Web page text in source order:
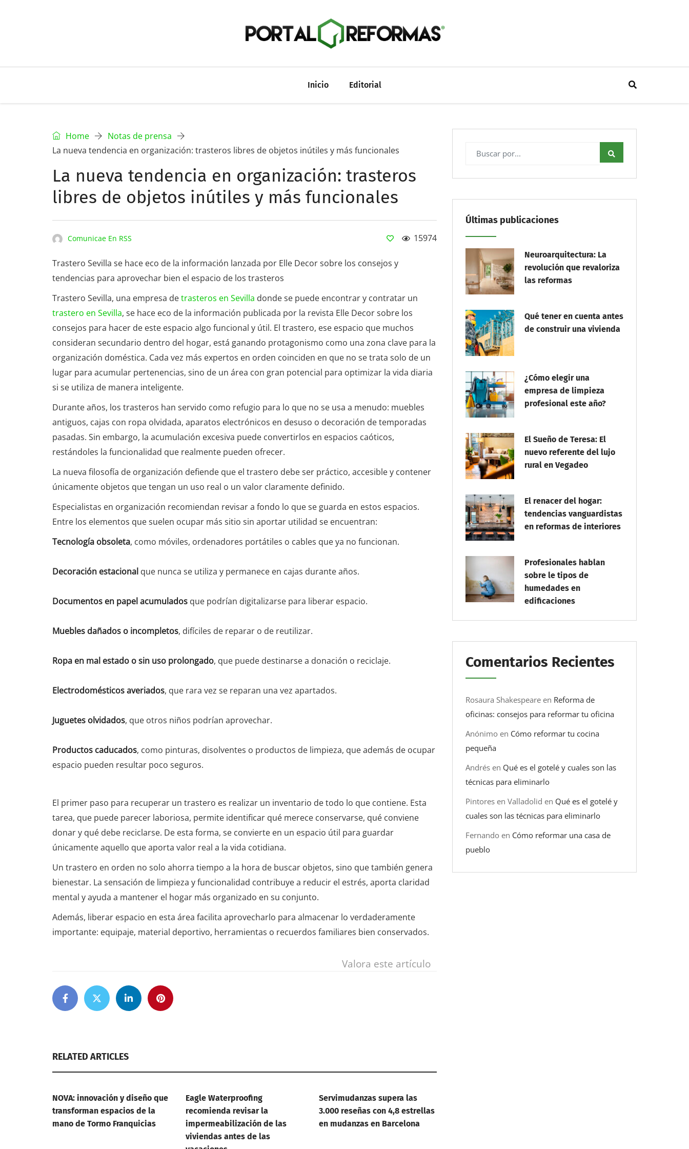
Inicio Editorial
Home
Notas de prensa
La nueva tendencia en organización: trasteros libres de objetos inútiles y más funcionales
La nueva tendencia en organización: trasteros
libres de objetos inútiles y más funcionales
Comunicae En RSS 15974
Trastero Sevilla se hace eco de la información lanzada por Elle Decor sobre los consejos y
tendencias para aprovechar bien el espacio de los trasteros
Trastero Sevilla, una empresa detrasteros en Sevilla donde se puede encontrar y contratar un
trastero en Sevilla, se hace eco de la información publicada por la revista Elle Decor sobre los
consejos para hacer de este espacio algo funcional y útil. El trastero, ese espacio que muchos
consideran secundario dentro del hogar, está ganando protagonismo como una zona clave para la
organización doméstica. Cada vez más expertos en orden coinciden en que no se trata solo de un
lugar para acumular pertenencias, sino de un área con gran potencial para optimizar la vida diaria
si se utiliza de manera inteligente.
Durante años, los trasteros han servido como refugio para lo que no se usa a menudo: muebles
antiguos, cajas con ropa olvidada, aparatos electrónicos en desuso o decoración de temporadas
pasadas. Sin embargo, la acumulación excesiva puede convertirlos en espacios caóticos,
restándoles la funcionalidad que realmente pueden ofrecer.
La nueva filosofía de organización defiende que el trastero debe ser práctico, accesible y contener
únicamente objetos que tengan un uso real o un valor claramente definido.
Especialistas en organización recomiendan revisar a fondo lo que se guarda en estos espacios.
Entre los elementos que suelen ocupar más sitio sin aportar utilidad se encuentran:
Tecnología obsoleta, como móviles, ordenadores portátiles o cables que ya no funcionan.
Decoración estacional que nunca se utiliza y permanece en cajas durante años.
Documentos en papel acumulados que podrían digitalizarse para liberar espacio.
Muebles dañados o incompletos, difíciles de reparar o de reutilizar.
Ropa en mal estado o sin uso prolongado, que puede destinarse a donación o reciclaje.
Electrodomésticos averiados, que rara vez se reparan una vez apartados.
Juguetes olvidados, que otros niños podrían aprovechar.
Productos caducados, como pinturas, disolventes o productos de limpieza, que además de ocupar
espacio pueden resultar poco seguros.
El primer paso para recuperar un trastero es realizar un inventario de todo lo que contiene. Esta
tarea, que puede parecer laboriosa, permite identificar qué merece conservarse, qué conviene
donar y qué debe reciclarse. De esta forma, se convierte en un espacio útil para guardar
únicamente aquello que aporta valor real a la vida cotidiana.
Un trastero en orden no solo ahorra tiempo a la hora de buscar objetos, sino que también genera
bienestar. La sensación de limpieza y funcionalidad contribuye a reducir el estrés, aporta claridad
mental y ayuda a mantener el hogar más organizado en su conjunto.
Además, liberar espacio en esta área facilita aprovecharlo para almacenar lo verdaderamente
importante: equipaje, material deportivo, herramientas o recuerdos familiares bien conservados.
Valora este artículo
RELATED ARTICLES
NOVA: innovación y diseño que
transforman espacios de la
mano de Tormo Franquicias
Eagle Waterproofing
recomienda revisar la
impermeabilización de las
viviendas antes de las
Servimudanzas supera las
3.000 reseñas con 4,8 estrellas
en mudanzas en Barcelona
Últimas publicaciones
Neuroarquitectura: La
revolución que revaloriza
las reformas
Qué tener en cuenta antes
de construir una vivienda
¿Cómo elegir una
empresa de limpieza
profesional este año?
El Sueño de Teresa: El
nuevo referente del lujo
rural en Vegadeo
El renacer del hogar:
tendencias vanguardistas
en reformas de interiores
Profesionales hablan
sobre le tipos de
humedades en
edificaciones
Comentarios Recientes
Rosaura Shakespeare en Reforma de
oficinas: consejos para reformar tu oficina
Anónimo en Cómo reformar tu cocina
pequeña
Andrés en Qué es el gotelé y cuales son las
técnicas para eliminarlo
Pintores en Valladolid en Qué es el gotelé y
cuales son las técnicas para eliminarlo
Fernando en Cómo reformar una casa de
pueblo